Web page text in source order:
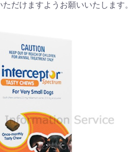
だけますようお願いいたします。